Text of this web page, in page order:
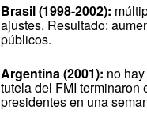
Brasil (1998-2002):
ajustes. Resultado:
públicos.
Argentina (2001): no
tutela del FMI terminaron
presidentes en una